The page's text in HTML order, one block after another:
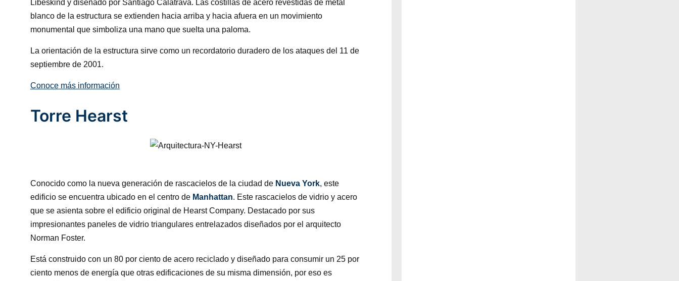
Libeskind y diseñado por Santiago Calatrava. Las costillas de acero revestidas de metal
blanco de la estructura se extienden hacia arriba y hacia afuera en un movimiento
monumental que simboliza una mano que suelta una paloma.
La orientación de la estructura sirve como un recordatorio duradero de los ataques del 11 de
septiembre de 2001.
Conoce más información
Torre Hearst
Conocido como la nueva generación de rascacielos de la ciudad de Nueva York, este
edificio se encuentra ubicado en el centro de Manhattan. Este rascacielos de vidrio y acero
que se asienta sobre el edificio original de Hearst Company. Destacado por sus
impresionantes paneles de vidrio triangulares entrelazados diseñados por el arquitecto
Norman Foster.
Está construido con un 80 por ciento de acero reciclado y diseñado para consumir un 25 por
ciento menos de energía que otras edificaciones de su misma dimensión, por eso es